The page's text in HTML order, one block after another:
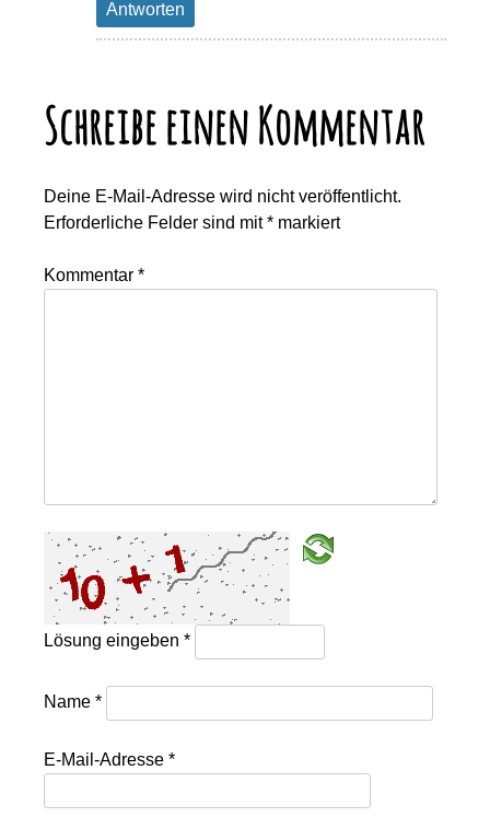
Antworten
Schreibe einen Kommentar
Deine E-Mail-Adresse wird nicht veröffentlicht.
Erforderliche Felder sind mit* markiert
Kommentar*
Lösung eingeben*
Name*
E-Mail-Adresse*